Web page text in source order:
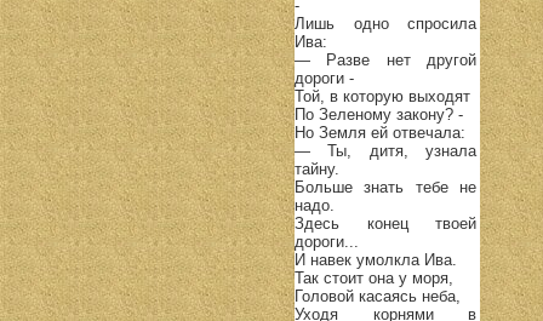
-
Лишь одно спросила
Ива:
— Разве нет другой
дороги -
Той, в которую выходят
По Зеленому закону? -
Но Земля ей отвечала:
— Ты, дитя, узнала
тайну.
Больше знать тебе не
надо.
Здесь конец твоей
дороги...
И навек умолкла Ива.
Так стоит она у моря,
Головой касаясь неба,
Уходя корнями в